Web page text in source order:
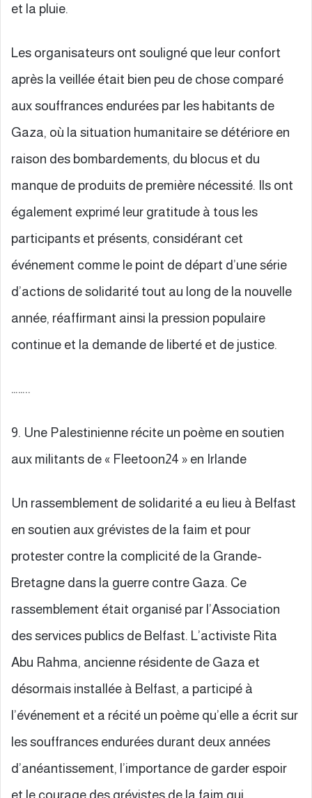
et la pluie.
Les organisateurs ont souligné que leur confort
après la veillée était bien peu de chose comparé
aux souffrances endurées par les habitants de
Gaza, où la situation humanitaire se détériore en
raison des bombardements, du blocus et du
manque de produits de première nécessité. Ils ont
également exprimé leur gratitude à tous les
participants et présents, considérant cet
événement comme le point de départ d’une série
d’actions de solidarité tout au long de la nouvelle
année, réaffirmant ainsi la pression populaire
continue et la demande de liberté et de justice.
……..
9. Une Palestinienne récite un poème en soutien
aux militants de « Fleetoon24 » en Irlande
Un rassemblement de solidarité a eu lieu à Belfast
en soutien aux grévistes de la faim et pour
protester contre la complicité de la Grande-
Bretagne dans la guerre contre Gaza. Ce
rassemblement était organisé par l’Association
des services publics de Belfast. L’activiste Rita
Abu Rahma, ancienne résidente de Gaza et
désormais installée à Belfast, a participé à
l’événement et a récité un poème qu’elle a écrit sur
les souffrances endurées durant deux années
d’anéantissement, l’importance de garder espoir
et le courage des grévistes de la faim qui